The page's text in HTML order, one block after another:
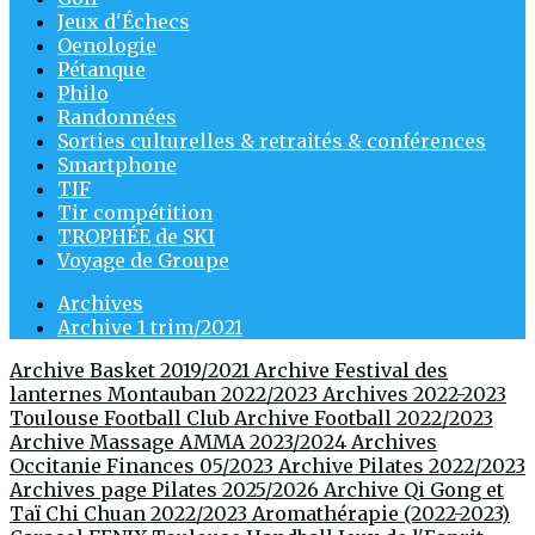
Jeux d'Échecs
Oenologie
Pétanque
Philo
Randonnées
Sorties culturelles & retraités & conférences
Smartphone
TIF
Tir compétition
TROPHÉE de SKI
Voyage de Groupe
Archives
Archive 1 trim/2021
Archive Basket 2019/2021 Archive Festival des
lanternes Montauban 2022/2023 Archives 2022-2023
Toulouse Football Club Archive Football 2022/2023
Archive Massage AMMA 2023/2024 Archives
Occitanie Finances 05/2023 Archive Pilates 2022/2023
Archives page Pilates 2025/2026 Archive Qi Gong et
Taï Chi Chuan 2022/2023 Aromathérapie (2022-2023)